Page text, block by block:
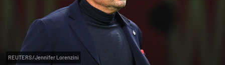
REUTERS/Jennifer Lorenzini